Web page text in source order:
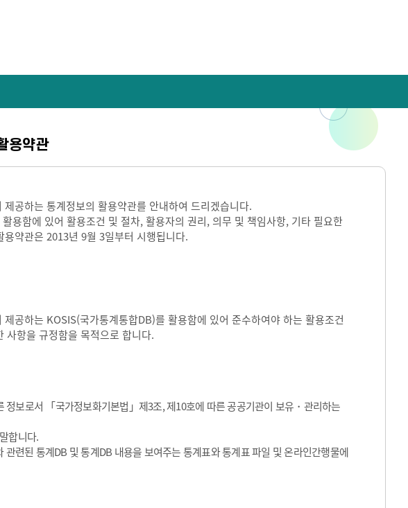
용약관
공하는 통계정보의 활용약관를 안내하여 드리겠습니다.
용함에 있어 활용조건 및 절차, 활용자의 권리, 의무 및 책임사항, 기타 필요한
약관은 2013년 9월 3일부터 시행됩니다.
공하는 KOSIS(국가통계통합DB)를 활용함에 있어 준수하여야 하는 활용조건
사항을 규정함을 목적으로 합니다.
보로서 「국가정보화기본법」제3조, 제10호에 따른 공공기관이 보유・관리하는
합니다.
련된 통계DB 및 통계DB 내용을 보여주는 통계표와 통계표 파일 및 온라인간행물에